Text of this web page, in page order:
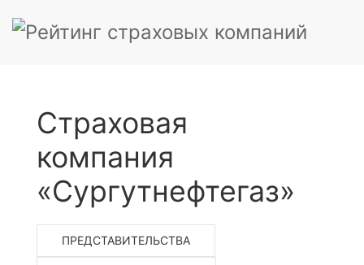
Страховая
компания
«Сургутнефтегаз»
ПРЕДСТАВИТЕЛЬСТВА